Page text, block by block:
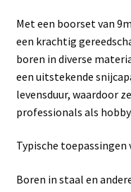
Betalen en Verzenden
Blog
Contact
Met een boorset van
een krachtig
boren in diverse
een uitstekende
levensduur, waardoor
professionals als
Typische toepassingen
Boren in staal en